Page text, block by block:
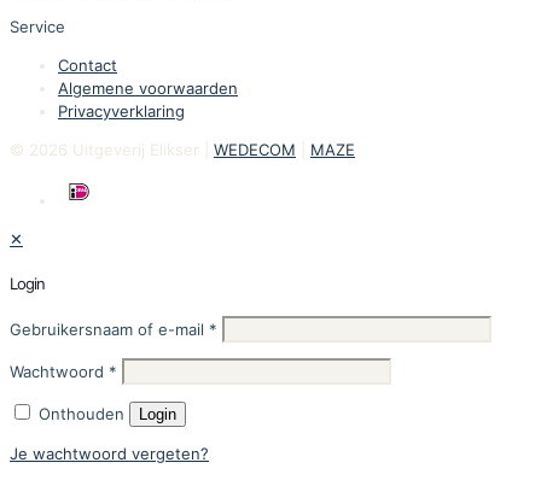
Service
Contact
Algemene voorwaarden
Privacyverklaring
© 2026 Uitgeverij Elikser | WEDECOM MAZE
✕
Login
Gebruikersnaam of e-mail *
Wachtwoord *
Onthouden Login
Je wachtwoord vergeten?